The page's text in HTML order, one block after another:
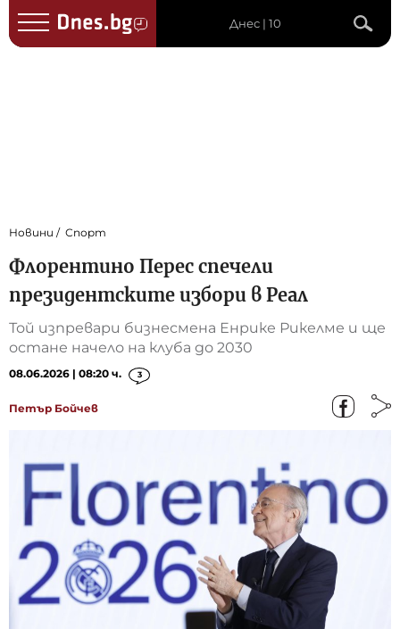
Днес | 10
Новини Спорт
Флорентино Перес спечели
президентските избори в Реал
Той изпревари бизнесмена Енрике Рикелме и ще
остане начело на клуба до 2030
08.06.2026 | 08:20 ч. 3
Петър Бойчев